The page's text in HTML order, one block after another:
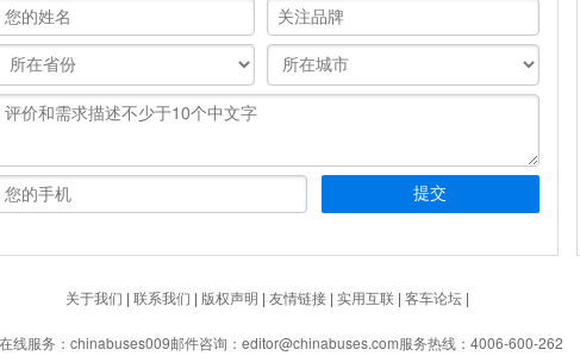
关于我们 | 联系我们 | 版权声明 | 友情链接| 实用互联| 客车论坛|
线服务：chinabuses009邮件咨询：editor@chinabuses.com服务热线：4006-600-262